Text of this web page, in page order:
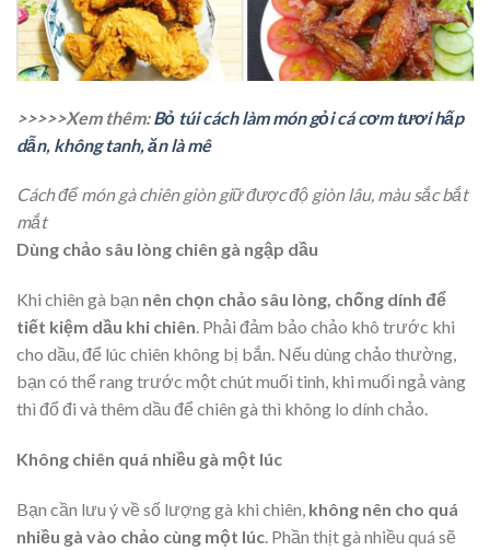
>>>>>Xem thêm:Bỏ túi cách làm món gỏi cá cơm tươi hấp
dẫn, không tanh, ăn là mê
Cách để món gà chiên giòn giữ được độ giòn lâu, màu sắc bắt
mắt
Dùng chảo sâu lòng chiên gà ngập dầu
Khi chiên gà bạn nên chọn chảo sâu lòng, chống dính để
tiết kiệm dầu khi chiên. Phải đảm bảo chảo khô trước khi
cho dầu, để lúc chiên không bị bắn. Nếu dùng chảo thường,
bạn có thể rang trước một chút muối tinh, khi muối ngả vàng
thì đổ đi và thêm dầu để chiên gà thì không lo dính chảo.
Không chiên quá nhiều gà một lúc
Bạn cần lưu ý về số lượng gà khi chiên, không nên cho quá
nhiều gà vào chảo cùng một lúc . Phần thịt gà nhiều quá sẽ